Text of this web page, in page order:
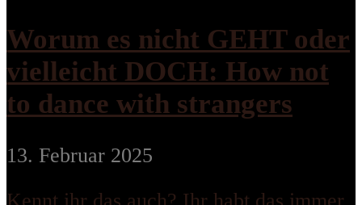
Worum es nicht GEHT oder
vielleicht DOCH: How not
to dance with strangers
13. Februar 2025
Kennt ihr das auch? Ihr habt das immer